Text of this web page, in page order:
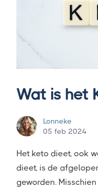
Wat is het
Lonneke
05 feb 2024
Het keto dieet, ook
dieet, is de
geworden.